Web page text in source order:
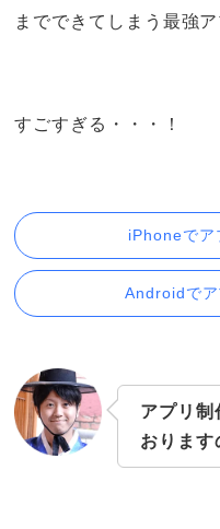
までできてしまう最強ア
すごすぎる・・・！
iPhoneでア
Androidでア
アプリ制
おります